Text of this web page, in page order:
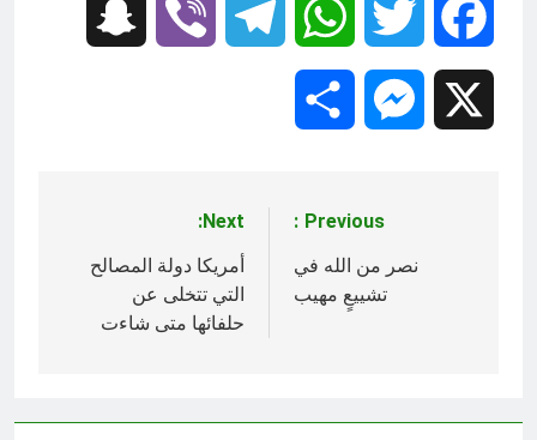
Facebook
Twitter
WhatsApp
Telegram
Viber
Messenger
المقالات
Previous:
نصر من الله في
تشييعٍ مهيب
Next:
أمريكا دولة المصالح
التي تتخلى عن
حلفائها متى شاءت